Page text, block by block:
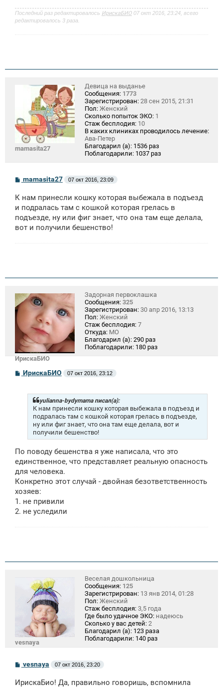
Последний раз редактировалось ИрискаБИО 07 окт 2016, 23:24, всего
редактировалось 3 раза.
mamasita27
Девица на выданье
Сообщения: 1773
Зарегистрирован: 28 сен 2015, 21:31
Пол: Женский
Сколько попыток ЭКО: 1
Стаж бесплодия: 10
В каких клиниках проводилось лечение:
Ава-Петер
Благодарил (а): 1536 раз
Поблагодарили: 1037 раз
С
б
щ
н
и
mamasita27 07 окт 2016, 23:09
К нам принесли кошку которая выбежала в подъезд
и подралась там с кошкой которая грелась в
подъезде, ну или фиг знает, что она там еще делала,
вот и получили бешенство!
ИрискаБИО
Задорная первоклашка
Сообщения: 325
Зарегистрирован: 30 апр 2016, 13:13
Пол: Женский
Стаж бесплодия: 7
Откуда: МО
Благодарил (а): 290 раз
Поблагодарили: 180 раз
СИрискаБИО 07 окт 2016, 23:12
yulianna-bydymama писал(а):
К нам принесли кошку которая выбежала в подъезд и
подралась там с кошкой которая грелась в подъезде,
ну или фиг знает, что она там еще делала, вот и
получили бешенство!
По поводу бешенства я уже написала, что это
единственное, что представляет реальную опасность
для человека.
Конкретно этот случай - двойная безответственность
хозяев:
1. не привили
2. не уследили
vesnaya
Веселая дошкольница
Сообщения: 125
Зарегистрирован: 13 янв 2014, 01:28
Пол: Женский
Стаж бесплодия: 3,5 года
Где было удачное ЭКО: надеюсь
Сколько у вас детей: 2
Благодарил (а): 123 раза
Поблагодарили: 140 раз
С
б
vesnaya 07 окт 2016, 23:20
ИрискаБио! Да, правильно говоришь, вспомнила